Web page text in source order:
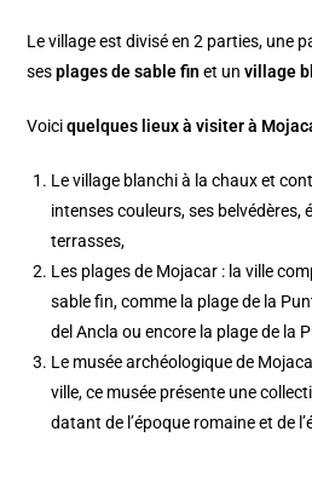
Le village est divisé en 2 parties, une
sesplages de sable fin et unvillage
Voiciquelques lieux à visiter à
Le village blanchi à la chaux et
intenses couleurs, ses belvédères,
terrasses,
Les plages de Mojacar : la ville
sable fin, comme la plage de la
del Ancla ou encore la plage de la
Le musée archéologique de
ville, ce musée présente une
datant de l’époque romaine et de